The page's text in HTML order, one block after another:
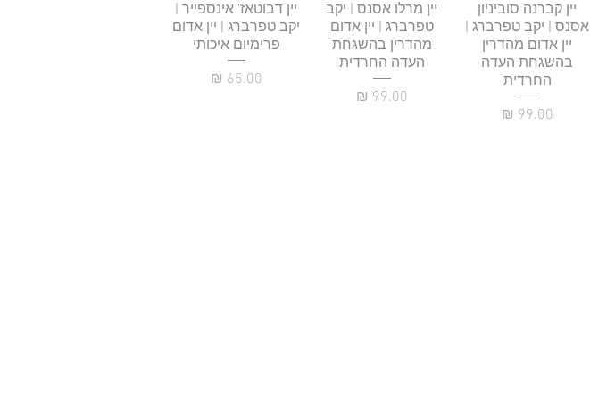
תצוגה מהירה
יין קברנה סוביניון
אסנס | יקב טפרברג |
יין אדום מהדרין
בהשגחת העדה
החרדית
מחיר
תצוגה מהירה
יין מרלו אסנס | יקב
טפרברג | יין אדום
מהדרין בהשגחת
העדה החרדית
מחיר
תצוגה מהירה
יין דבוטאז' אינספייר |
יקב טפרברג | יין אדום
פרימיום איכותי
מחיר